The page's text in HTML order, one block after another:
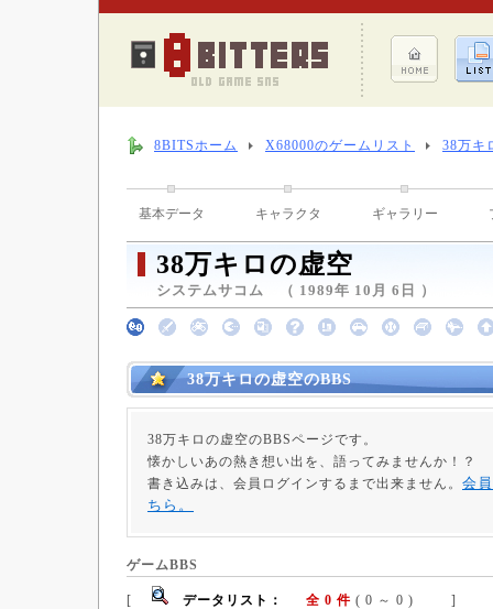
8BITSホーム X68000のゲームリスト 38万キ
基本データ キャラクタ ギャラリー
38万キロの虚空
システムサコム （ 1989年 10月 6日 ）
38万キロの虚空のBBS
38万キロの虚空のBBSページです。
懐かしいあの熱き想い出を、語ってみませんか！？
書き込みは、会員ログインするまで出来ません。 会
ちら。
ゲームBBS
[ データリスト： 全 0 件 ( 0 ～ 0 ) ]